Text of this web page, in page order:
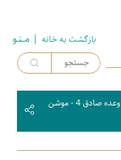
بازگشت به خـانه | مــنـو
وعده صادق 4 - موشن